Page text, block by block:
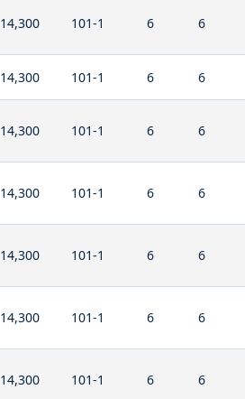
14,300 101-1 6 6
14,300 101-1 6 6
14,300 101-1 6 6
14,300 101-1 6 6
14,300 101-1 6 6
14,300 101-1 6 6
14,300 101-1 6 6